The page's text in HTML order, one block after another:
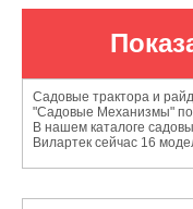
Садовые трактора и
"Садовые Механизмы" по
В нашем каталоге
Вилартек сейчас 16